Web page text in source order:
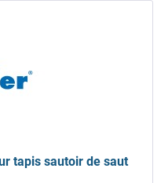
tapis sautoir de saut